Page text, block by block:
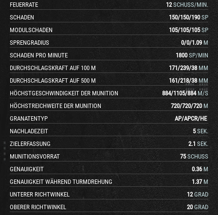
FEUERRATE 12 SCHUSS/MIN.
SCHADEN
150/150/190 SP
MODULSCHADEN
105/105/105 SP
SPRENGRADIUS
0/0/1.09 M
SCHADEN PRO MINUTE
1800 SP/MIN
DURCHSCHLAGSKRAFT AUF 100 M
171/239/38 MM
DURCHSCHLAGSKRAFT AUF 500 M
161/218/38 MM
HÖCHSTGESCHWINDIGKEIT DER MUNITION
884/1105/884 M/S
HÖCHSTREICHWEITE DER MUNITION
720/720/720 M
GRANATENTYP
AP/APCR/HE
NACHLADEZEIT
5 SEK.
ZIELERFASSUNG
2.1 SEK.
MUNITIONSVORRAT
75 SCHUSS
GENAUIGKEIT
0.36 M
GENAUIGKEIT WÄHREND TURMDREHUNG
1.37 M
UNTERER RICHTWINKEL
12 GRAD
OBERER RICHTWINKEL
20 GRAD